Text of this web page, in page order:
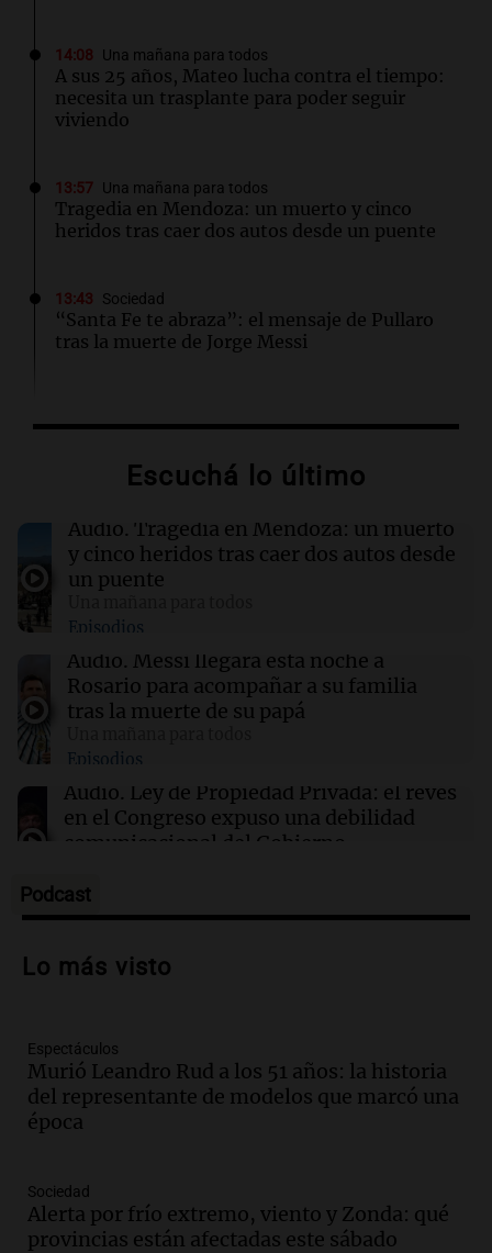
14:08 Una mañana para todos
A sus 25 años, Mateo lucha contra el tiempo:
necesita un trasplante para poder seguir
viviendo
13:57 Una mañana para todos
Tragedia en Mendoza: un muerto y cinco
heridos tras caer dos autos desde un puente
13:43 Sociedad
“Santa Fe te abraza”: el mensaje de Pullaro
tras la muerte de Jorge Messi
Messi llegará esta noche a Rosario para
Sociedad
“Jorge hizo todo bien”: el mensaje de Chiqui
Tapia tras la muerte del padre de Messi
13:18 Una mañana para todos
Ley de Propiedad Privada: el revés en el
Congreso expuso una debilidad
comunicacional del Gobierno
13:18 Una mañana para todos
Matías Pourrain sigue detenido: "Tres
hombres se lo llevaron para hacerle preguntas
Escuchá lo último
Audio. Tragedia en Mendoza: un muerto
y cinco heridos tras caer dos autos desde
un puente
Episodios
Audio. Messi llegará esta noche a
Rosario para acompañar a su familia
tras la muerte de su papá
Episodios
Audio. Ley de Propiedad Privada: el revés
en el Congreso expuso una debilidad
comunicacional del Gobierno
Episodios
Audio.Casabindo se prepara para una
tradicional Toreo de la Vincha
Audio.
Borges, abogada de Pourrain:
"Tres hombres se lo llevaron para
hacerle preguntas y nunca regresó"
Una mañana para todos
Audio.
metros del río Suquía y retiraron hasta
800 kilos de basura por jornada
Podcast
Lo más visto
Espectáculos
Murió Leandro Rud a los 51 años: la historia
del representante de modelos que marcó una
época
Sociedad
Alerta por frío extremo, viento y Zonda: qué
provincias están afectadas este sábado